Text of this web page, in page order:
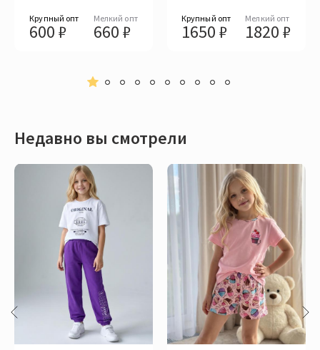
Крупный опт
600 ₽
Мелкий опт
660 ₽
Крупный опт
1650 ₽
Мелкий опт
1820 ₽
Недавно вы смотрели